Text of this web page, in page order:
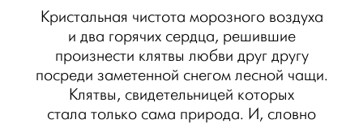
Кристальная чистота морозного воздуха
и два горячих сердца, решившие
произнести клятвы любви друг другу
посреди заметенной снегом лесной чащи.
Клятвы, свидетельницей которых
стала только сама природа. И, словно